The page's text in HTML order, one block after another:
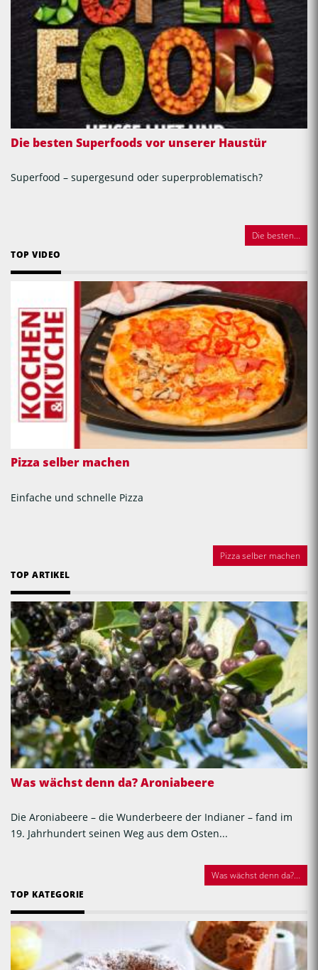
Die besten Superfoods vor unserer Haustür
Superfood – supergesund oder superproblematisch?
Die besten...
TOP VIDEO
Pizza selber machen
Einfache und schnelle Pizza
Pizza selber machen
TOP ARTIKEL
Was wächst denn da? Aroniabeere
Die Aroniabeere – die Wunderbeere der Indianer – fand im
19. Jahrhundert seinen Weg aus dem Osten...
Was wächst denn da?...
TOP KATEGORIE